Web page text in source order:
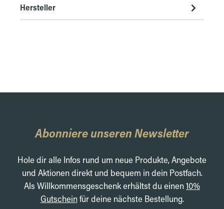
Hersteller
Abonniere unseren Newsletter
Hole dir alle Infos rund um neue Produkte, Angebote
und Aktionen direkt und bequem in dein Postfach.
Als Willkommensgeschenk erhältst du einen10%
Gutscheinfür deine nächste Bestellung.